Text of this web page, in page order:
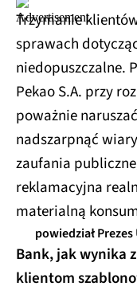
Trzymanie
sprawach
niedopuszczalne.
Pekao S.A. przy
poważnie
nadszarpnąć
zaufania
reklamacyjna
materialną
powiedział
Bank, jak wynika
klientom